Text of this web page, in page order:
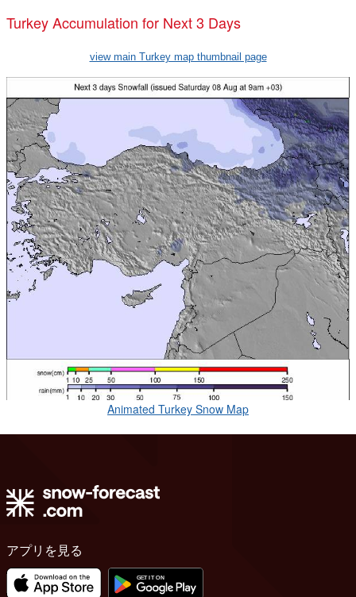
Turkey Accumulation for Next 3 Days
view main Turkey map thumbnail page
Animated Turkey Snow Map
アプリを見る